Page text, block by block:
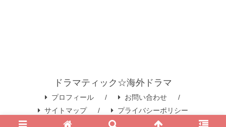
ドラマティック☆海外ドラマ
プロフィール
お問い合わせ
サイトマップ
プライバシーポリシー